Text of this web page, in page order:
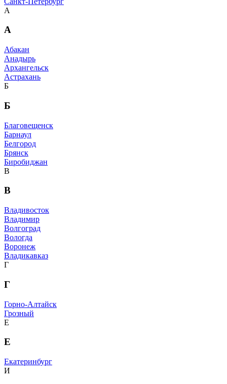
А
А
Абакан
Анадырь
Архангельск
Астрахань
Б
Б
Благовещенск
Барнаул
Белгород
Брянск
Биробиджан
В
В
Владивосток
Владимир
Волгоград
Вологда
Воронеж
Владикавказ
Г
Г
Горно-Алтайск
Грозный
Е
Е
Екатеринбург
И